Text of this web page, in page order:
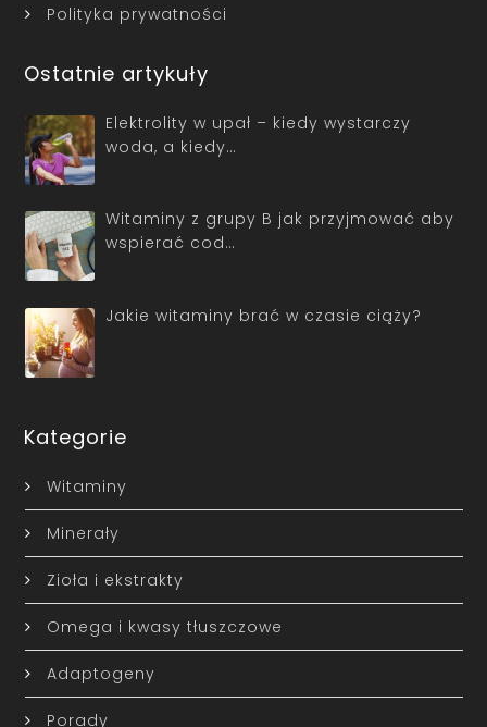
Polityka prywatności
Ostatnie artykuły
Elektrolity w upał – kiedy wystarczy
woda, a kiedy…
Witaminy z grupy B jak przyjmować aby
wspierać cod…
Jakie witaminy brać w czasie ciąży?
Kategorie
Witaminy
Minerały
Zioła i ekstrakty
Omega i kwasy tłuszczowe
Adaptogeny
Porady